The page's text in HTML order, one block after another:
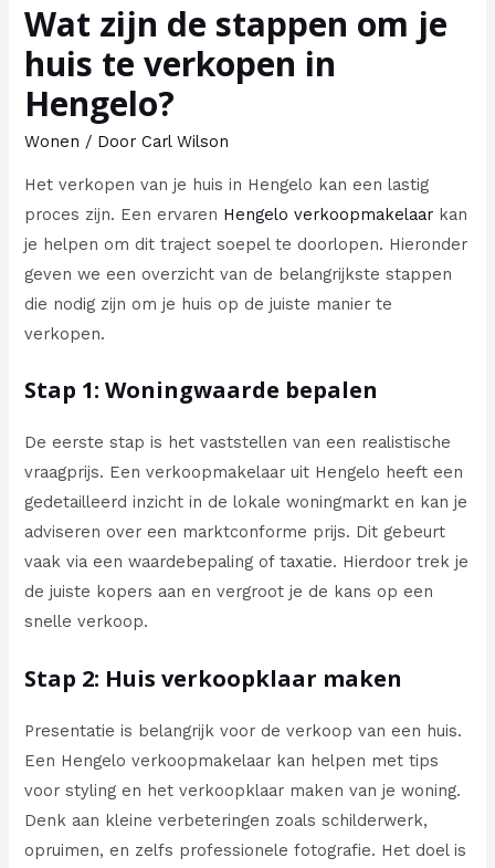
Wat zijn de stappen om je
huis te verkopen in
Hengelo?
Wonen / DoorCarl Wilson
Het verkopen van je huis in Hengelo kan een lastig
proces zijn. Een ervaren Hengelo verkoopmakelaar kan
je helpen om dit traject soepel te doorlopen. Hieronder
geven we een overzicht van de belangrijkste stappen
die nodig zijn om je huis op de juiste manier te
verkopen.
Stap 1: Woningwaarde bepalen
De eerste stap is het vaststellen van een realistische
vraagprijs. Een verkoopmakelaar uit Hengelo heeft een
gedetailleerd inzicht in de lokale woningmarkt en kan je
adviseren over een marktconforme prijs. Dit gebeurt
vaak via een waardebepaling of taxatie. Hierdoor trek je
de juiste kopers aan en vergroot je de kans op een
snelle verkoop.
Stap 2: Huis verkoopklaar maken
Presentatie is belangrijk voor de verkoop van een huis.
Een Hengelo verkoopmakelaar kan helpen met tips
voor styling en het verkoopklaar maken van je woning.
Denk aan kleine verbeteringen zoals schilderwerk,
opruimen, en zelfs professionele fotografie. Het doel is